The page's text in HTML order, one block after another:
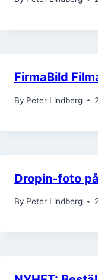
FirmaBild
By Peter Lindberg
Dropin-foto
By Peter Lindberg